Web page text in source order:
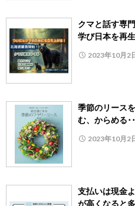
クマと話す専
学び日本を再
2023年10月2
季節のリース
む、からめる･
2023年10月2
支払いは現金
が高くなると